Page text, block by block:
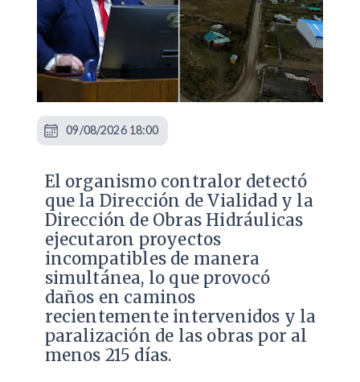
El organismo contralor detectó
que la Dirección de Vialidad y la
Dirección de Obras Hidráulicas
ejecutaron proyectos
incompatibles de manera
simultánea, lo que provocó
daños en caminos
recientemente intervenidos y la
paralización de las obras por al
menos 215 días.
09/08/2026 18:00